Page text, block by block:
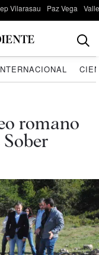
Vilarasau Paz Vega
romano